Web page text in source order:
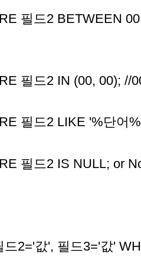
필드2 BETWEEN
필드2 IN (00, 00); //
필드2 LIKE '%단어
필드2 IS NULL; or
2='값', 필드3='값'